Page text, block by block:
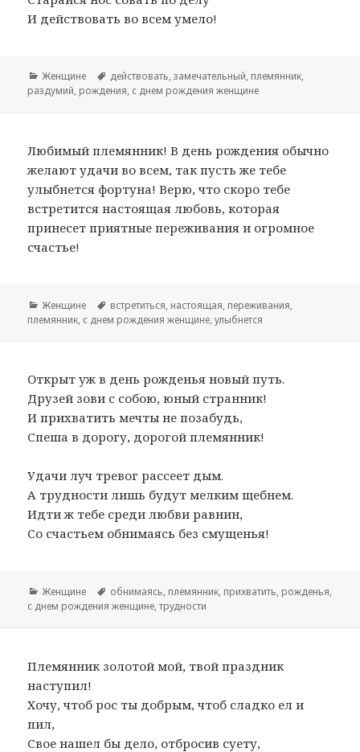
И действовать во всем умело!
Рубрики
Женщине Метки
действовать,замечательный, племянник,
раздумий, рождения, с днем рождения женщине
Любимый племянник! В день рождения обычно
желают удачи во всем, так пусть же тебе
улыбнется фортуна! Верю, что скоро тебе
встретится настоящая любовь, которая
принесет приятные переживания и огромное
счастье!
Рубрики
Женщине Метки
встретиться, настоящая, переживания,
племянник, с днем рождения женщине,улыбнется
Открыт уж в день рожденья новый путь.
Друзей зови с собою, юный странник!
И прихватить мечты не позабудь,
Спеша в дорогу, дорогой племянник!
Удачи луч тревог рассеет дым.
А трудности лишь будут мелким щебнем.
Идти ж тебе среди любви равнин,
Со счастьем обнимаясь без смущенья!
Рубрики
Женщине Метки
обнимаясь, племянник, прихватить, рожденья,
с днем рождения женщине,трудности
Племянник золотой мой, твой праздник
наступил!
Хочу, чтоб рос ты добрым, чтоб сладко ел и
пил,
Свое нашел бы дело, отбросив суету,